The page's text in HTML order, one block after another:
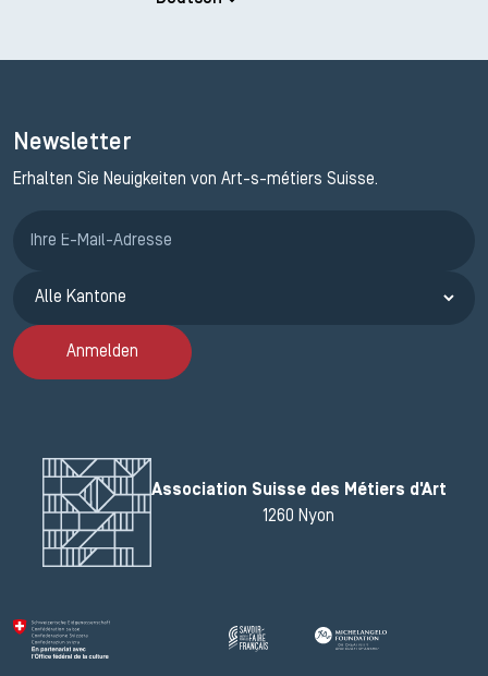
Newsletter
Erhalten Sie Neuigkeiten von Art-s-métiers Suisse.
Anmelden
Association Suisse des Métiers d'Art
1260 Nyon